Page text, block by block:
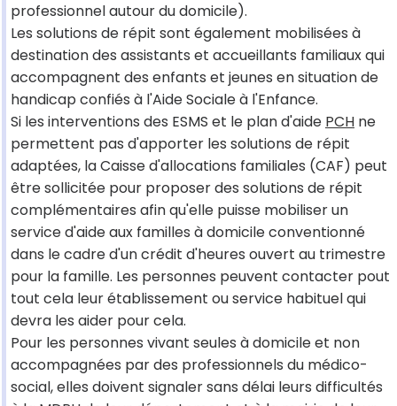
professionnel autour du domicile).
Les solutions de répit sont également mobilisées à
destination des assistants et accueillants familiaux qui
accompagnent des enfants et jeunes en situation de
handicap confiés à l'Aide Sociale à l'Enfance.
Si les interventions des ESMS et le plan d'aide PCH ne
permettent pas d'apporter les solutions de répit
adaptées, la Caisse d'allocations familiales (CAF) peut
être sollicitée pour proposer des solutions de répit
complémentaires afin qu'elle puisse mobiliser un
service d'aide aux familles à domicile conventionné
dans le cadre d'un crédit d'heures ouvert au trimestre
pour la famille. Les personnes peuvent contacter pout
tout cela leur établissement ou service habituel qui
devra les aider pour cela.
Pour les personnes vivant seules à domicile et non
accompagnées par des professionnels du médico-
social, elles doivent signaler sans délai leurs difficultés